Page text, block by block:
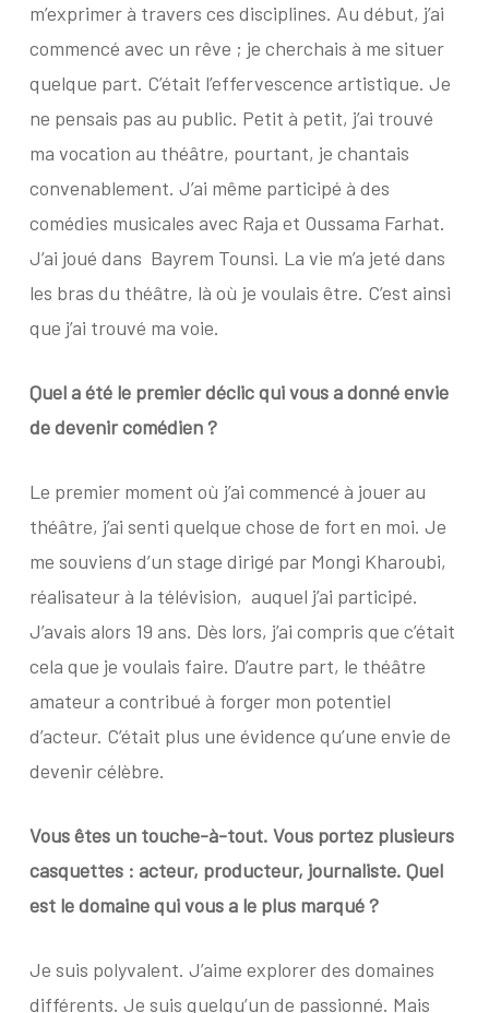
m’exprimer à travers ces disciplines. Au début, j’ai
commencé avec un rêve ; je cherchais à me situer
quelque part. C’était l’effervescence artistique. Je
ne pensais pas au public. Petit à petit, j’ai trouvé
ma vocation au théâtre, pourtant, je chantais
convenablement. J’ai même participé à des
comédies musicales avec Raja et Oussama Farhat.
J’ai joué dans Bayrem Tounsi. La vie m’a jeté dans
les bras du théâtre, là où je voulais être. C’est ainsi
que j’ai trouvé ma voie.
Quel a été le premier déclic qui vous a donné envie
de devenir comédien ?
Le premier moment où j’ai commencé à jouer au
théâtre, j’ai senti quelque chose de fort en moi. Je
me souviens d’un stage dirigé par Mongi Kharoubi,
réalisateur à la télévision, auquel j’ai participé.
J’avais alors 19 ans. Dès lors, j’ai compris que c’était
cela que je voulais faire. D’autre part, le théâtre
amateur a contribué à forger mon potentiel
d’acteur. C’était plus une évidence qu’une envie de
devenir célèbre.
Vous êtes un touche-à-tout. Vous portez plusieurs
casquettes : acteur, producteur, journaliste. Quel
est le domaine qui vous a le plus marqué ?
Je suis polyvalent. J’aime explorer des domaines
différents. Je suis quelqu’un de passionné. Mais